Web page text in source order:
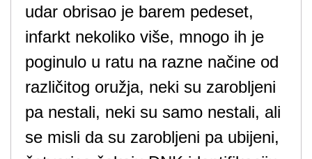
udar obrisao je barem pedeset,
infarkt nekoliko više, mnogo ih je
poginulo u ratu na razne načine od
različitog oružja, neki su zarobljeni
pa nestali, neki su samo nestali, ali
se misli da su zarobljeni pa ubijeni,